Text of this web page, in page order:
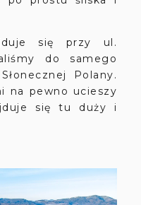
się przy ul.
do samego
Polany.
na pewno ucieszy
się tu duży i